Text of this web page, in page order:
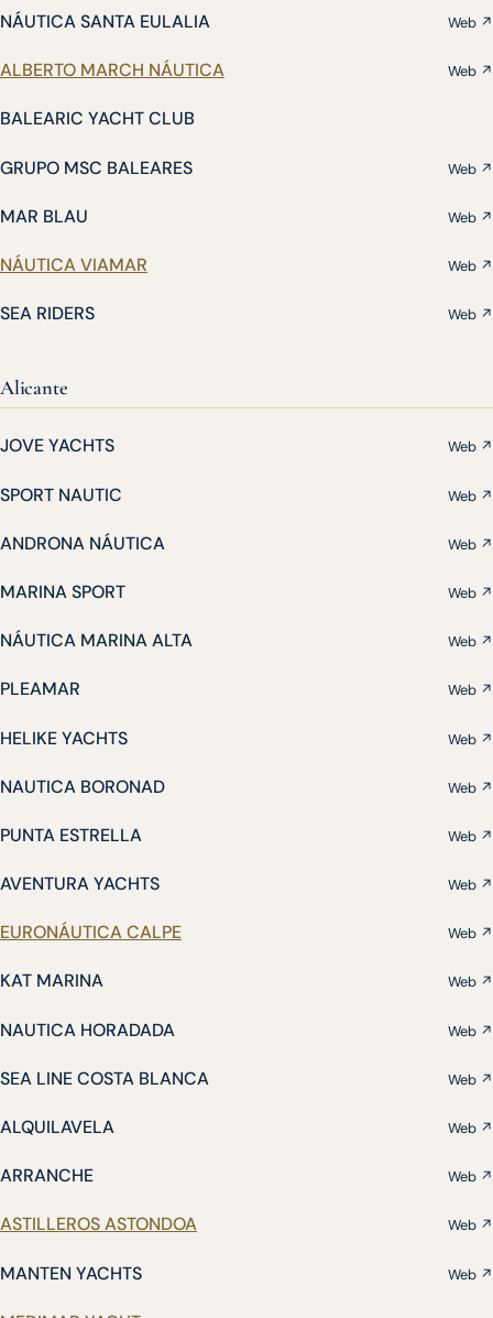
NÁUTICA SANTA EULALIA Web ↗
ALBERTO MARCH NÁUTICA Web ↗
BALEARIC YACHT CLUB
GRUPO MSC BALEARES Web ↗
MAR BLAU Web ↗
NÁUTICA VIAMAR Web ↗
SEA RIDERS Web ↗
Alicante
JOVE YACHTS Web ↗
SPORT NAUTIC Web ↗
ANDRONA NÁUTICA Web ↗
MARINA SPORT Web ↗
NÁUTICA MARINA ALTA Web ↗
PLEAMAR Web ↗
HELIKE YACHTS Web ↗
NAUTICA BORONAD Web ↗
PUNTA ESTRELLA Web ↗
AVENTURA YACHTS Web ↗
EURONÁUTICA CALPE Web ↗
KAT MARINA Web ↗
NAUTICA HORADADA Web ↗
SEA LINE COSTA BLANCA Web ↗
ALQUILAVELA Web ↗
ARRANCHE Web ↗
ASTILLEROS ASTONDOA Web ↗
MANTEN YACHTS Web ↗